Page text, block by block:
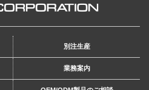
別注生産
業務案内